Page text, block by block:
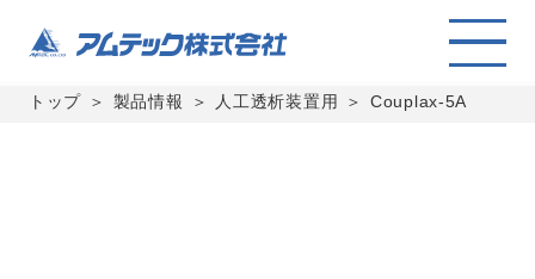
トップ 製品情報 人工透析装置用 Couplax-5A